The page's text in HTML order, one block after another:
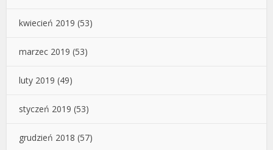
kwiecień 2019 (53)
marzec 2019 (53)
luty 2019 (49)
styczeń 2019 (53)
grudzień 2018 (57)